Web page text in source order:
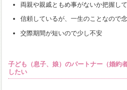
両親や親戚ともめ事がないか把握し
信頼しているが、一生のことなので
交際期間が短いので少し不安
子ども（息子、娘）のパートナー（婚約
したい